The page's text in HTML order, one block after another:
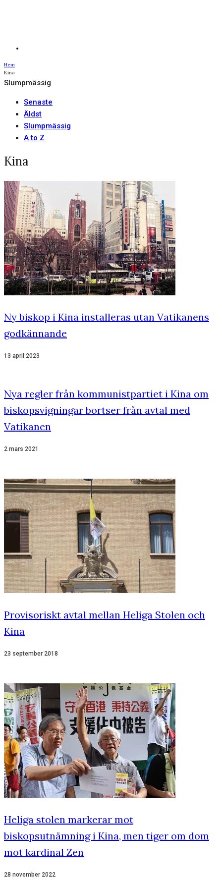
Hem
Kina
Slumpmässig
Senaste
Äldst
Slumpmässig
A to Z
Kina
Ny biskop i Kina installeras utan Vatikanens
godkännande
13 april 2023
Nya regler från kommunistpartiet i Kina om
biskopsvigningar bortser från avtal med
Vatikanen
2 mars 2021
Provisoriskt avtal mellan Heliga Stolen och
Kina
23 september 2018
Heliga stolen markerar mot
biskopsutnämning i Kina, men tiger om dom
mot kardinal Zen
28 november 2022